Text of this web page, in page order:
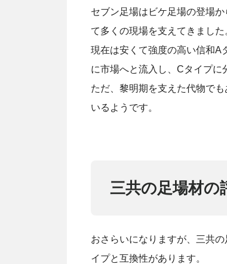
セブン足場はビケ足場の登場
て多くの現場を支えてきました
現在は安くて強度の高い信和A
に市場へと流入し、Cタイプに
ただ、黎明期を支えた代物で
いるようです。
三共の足場材の
おさらいになりますが、三共
イプと互換性があります。